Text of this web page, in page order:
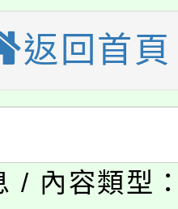
教案入校路
教育專業人
8/29、30在
!
於龍潭區
局內行報名
返回首頁
/ 內容類型